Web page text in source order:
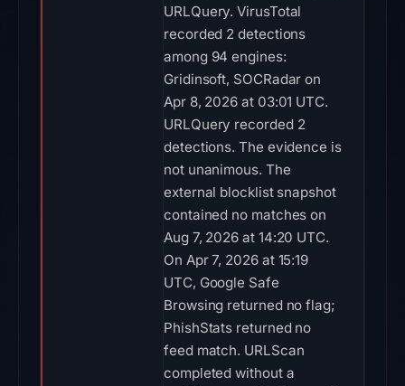
URLQuery. VirusTotal
recorded 2 detections
among 94 engines:
Gridinsoft, SOCRadar on
Apr 8, 2026 at 03:01 UTC.
URLQuery recorded 2
detections. The evidence is
not unanimous. The
external blocklist snapshot
contained no matches on
Aug 7, 2026 at 14:20 UTC.
On Apr 7, 2026 at 15:19
UTC, Google Safe
Browsing returned no flag;
PhishStats returned no
feed match. URLScan
completed without a